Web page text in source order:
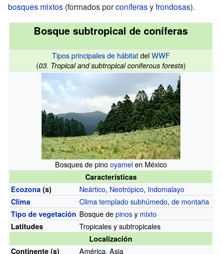
bosques mixtos (formados porconíferasyfrondosas).
Bosque subtropical de coníferas
Tipos principales de hábitatdelWWF
(03. Tropical and subtropical coniferous forests)
Bosques de pinooyamelen México
Características
Ecozona (s) Neártico, Neotrópico, Indomalayo
Clima Clima templado subhúmedo,de montaña
Tipo de vegetación Bosque depinosy mixto
Latitudes Tropicales y subtropicales
Localización
Continente (s)
América, Asia